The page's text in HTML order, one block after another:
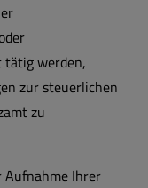
tätig werden,
zur steuerlichen
zu
Aufnahme Ihrer